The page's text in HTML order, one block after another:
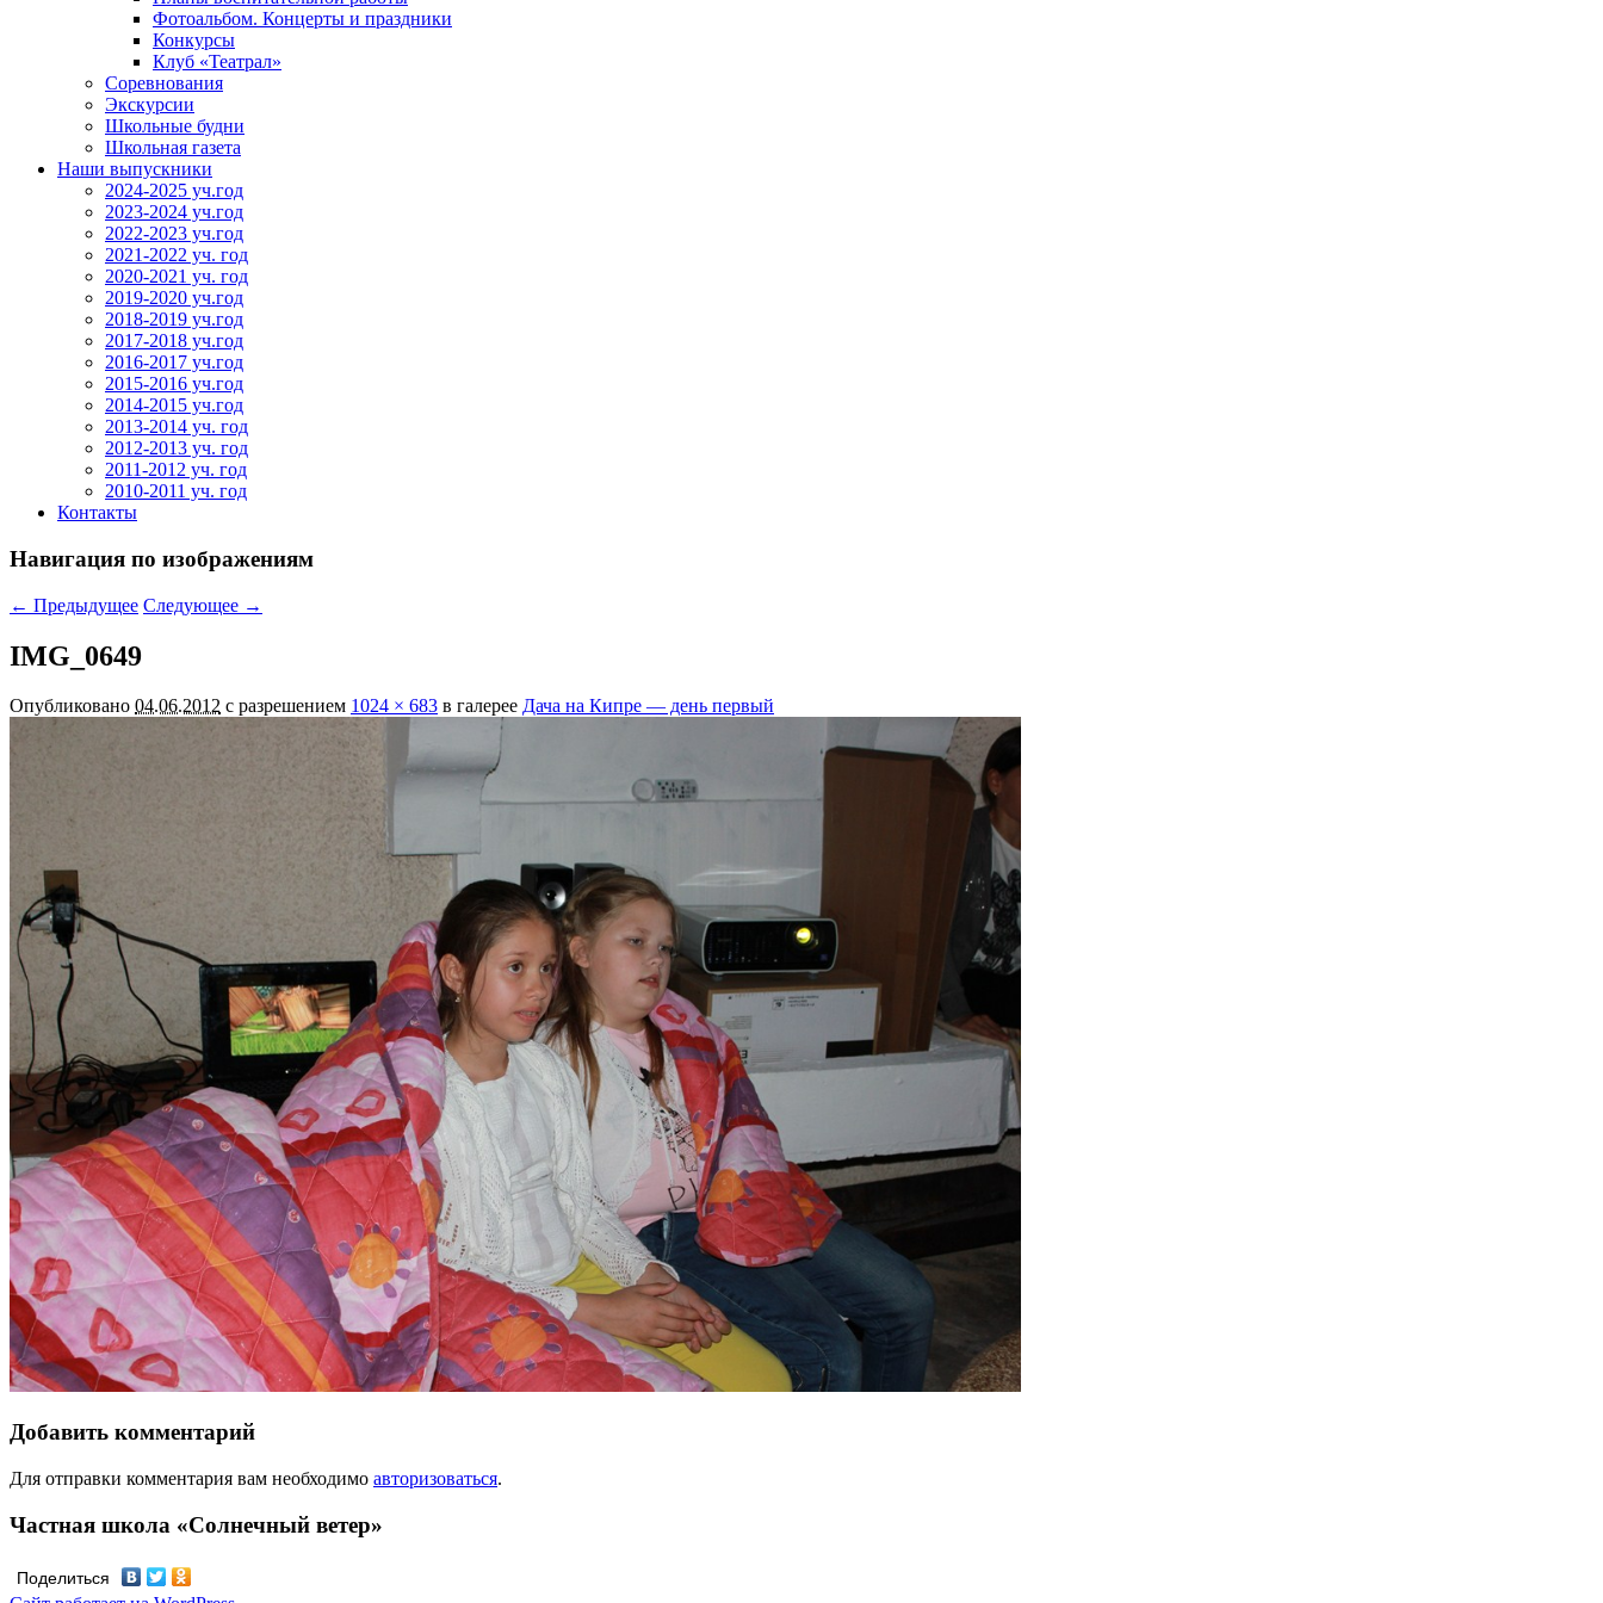
Фотоальбом. Концерты и праздники
Конкурсы
Клуб «Театрал»
Соревнования
Экскурсии
Школьные будни
Школьная газета
Наши выпускники
2024-2025 уч.год
2023-2024 уч.год
2022-2023 уч.год
2021-2022 уч. год
2020-2021 уч. год
2019-2020 уч.год
2018-2019 уч.год
2017-2018 уч.год
2016-2017 уч.год
2015-2016 уч.год
2014-2015 уч.год
2013-2014 уч. год
2012-2013 уч. год
2011-2012 уч. год
2010-2011 уч. год
Контакты
Навигация по изображениям
← Предыдущее Следующее →
IMG_0649
Опубликовано 04.06.2012 с разрешением 1024 × 683 в галерее Дача на Кипре — день первый
Добавить комментарий
Для отправки комментария вам необходимо авторизоваться.
Частная школа «Солнечный ветер»
Поделиться